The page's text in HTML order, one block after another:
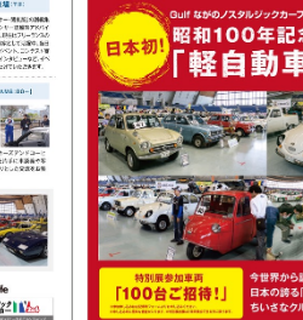
9/17（土）・18（日）予定通り開催いたし
場レイアウト図できました。
参加者・出展者募集は終了いたしました。
た。屋内の募集は終了いたします。
参加者・出展者募集開始いたします。
」は無事終了いたしました。